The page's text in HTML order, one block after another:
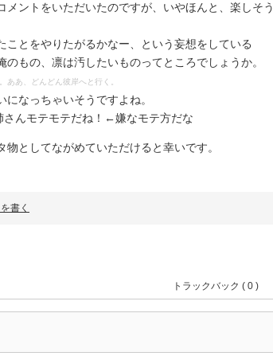
ントをいただいたのですが、いやほんと、楽しそう
とをやりたがるかなー、という妄想をしている
もの、凛は汚したいものってところでしょうか。
あ、どんどん彼岸へと行く。
なっちゃいそうですよね。
んモテモテだね！←嫌なモテ方だな
としてながめていただけると幸いです。
書く
トラックバック ( 0 )